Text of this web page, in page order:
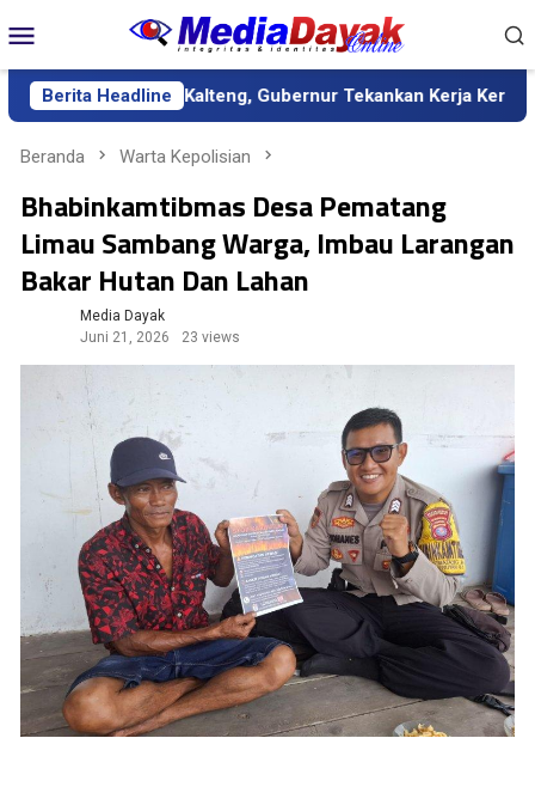
ke
kontenMobile
Berita Headline
Kalteng, Gubernur Tekankan Kerja Keras dan Kolaborasi
Beranda Warta Kepolisian
Bhabinkamtibmas Desa Pematang
Limau Sambang Warga, Imbau Larangan
Bakar Hutan Dan Lahan
Media Dayak
Juni 21, 2026
23 views